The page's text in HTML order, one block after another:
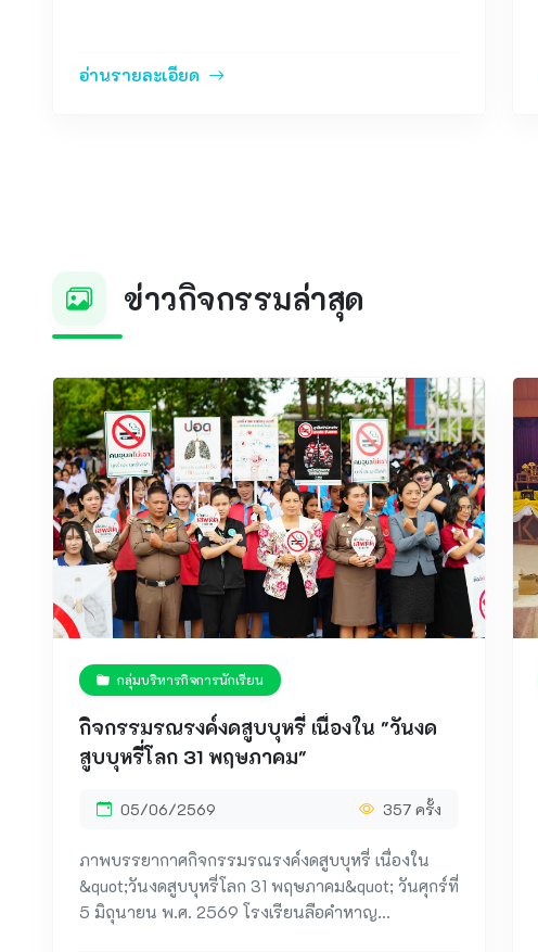
อ่านรายละเอียด
ข่าวกิจกรรมล่าสุด
กลุ่มบริหารกิจการนักเรียน
กิจกรรมรณรงค์งดสูบบุหรี่ เนื่องใน "วันงด
สูบบุหรี่โลก 31 พฤษภาคม"
05/06/2569 357 ครั้ง
ภาพบรรยากาศกิจกรรมรณรงค์งดสูบบุหรี่ เนื่องใน
&quot;วันงดสูบบุหรี่โลก 31 พฤษภาคม&quot; วันศุกร์ที่
5 มิถุนายน พ.ศ. 2569 โรงเรียนลือคำหาญ